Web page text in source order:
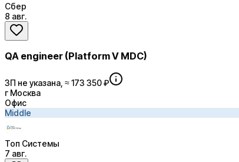
Сбер
8 авг.
QA engineer (Platform V MDC)
ЗП не указана, ≈ 173 350 ₽
г Москва
Офис
Middle
Топ Системы
7 авг.